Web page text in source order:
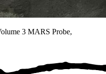
3 MARS Probe,